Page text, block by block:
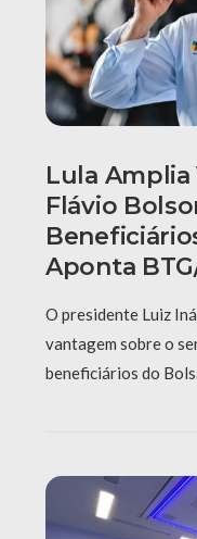
Lula
Flávio
Aponta
O presidente Luiz
vantagem sobre o
beneficiários do